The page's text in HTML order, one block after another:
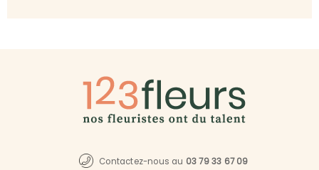
Contactez-nous au 03 79 33 67 09